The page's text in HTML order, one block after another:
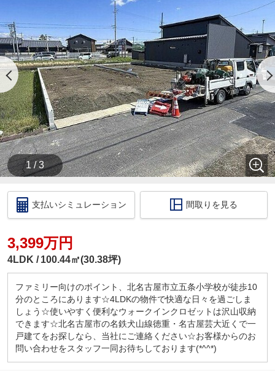
・お電話でのお問い合わせ→【058-338-9110】
・【物件資料請求ボタン】より、備考欄にご希望日
時を記載ください。
・当店の店舗ページより【ハウスアイビー岐阜店の
ホームページ】へ。
・ラインでのお問い合わせも出来ます。ID検索【＠
731koxur】
◇住宅ローンのご相談いつでも無料で受け付けます
◇
・いくら位の住宅を購入する方がいいの？
・今買うのがいいの？それとも、頭金を貯めてか
ら？
・いくらぐらいまで借りられるの？毎月の返済はい
・車のローンがあっても住宅ローンは組めるの？
・自営業だけど大丈夫？
このような住宅購入に関する資金相談もお伺いいた
税金の控除、給付金のお話などもさせて頂きます。
□ご来店いただいた際には
カフェ感覚で、お気軽にお越しくださいませ！
キッズコーナー・お菓子サービス！
小さなお子様連れでもご安心してお越しください。
ブロックや積木、おままごとセットなど沢山のおも
ちゃ取り揃えております。お子様用ドリンク、子供
が大好きな駄菓子もご用意しております。
1 / 3
支払いシミュレーション 間取りを見る
3,399万円
4LDK 100.44㎡(30.38坪)
ファミリー向けのポイント、北名古屋市立五条小学校が徒歩10
分のところにあります☆4LDKの物件で快適な日々を過ごしま
しょう☆使いやすく便利なウォークインクロゼットは沢山収納
できます☆北名古屋市の名鉄犬山線徳重・名古屋芸大近くで一
戸建てをお探しなら、当社にご連絡ください☆お客様からのお
問い合わせをスタッフ一同お待ちしております(*^^*)